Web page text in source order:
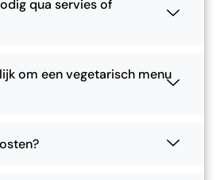
qua servies of
om een vegetarisch menu